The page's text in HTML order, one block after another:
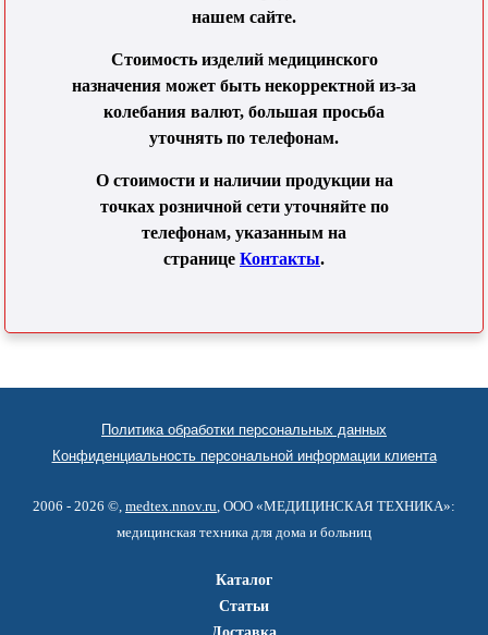
нашем сайте.
Стоимость изделий медицинского
назначения может быть некорректной из-за
колебания валют, большая просьба
уточнять по телефонам.
О стоимости и наличии продукции на
точках розничной сети уточняйте по
телефонам, указанным на
странице Контакты.
Политика обработки персональных данных
Конфиденциальность персональной информации клиента
2006 - 2026 ©, medtex.nnov.ru , ООО «МЕДИЦИНСКАЯ ТЕХНИКА»:
медицинская техника для дома и больниц
Каталог
Статьи